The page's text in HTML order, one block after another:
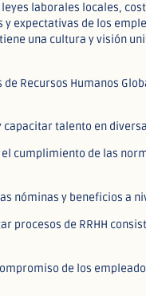
laborales locales,
expectativas de los
una cultura y visión
Recursos Humanos
capacitar talento en
cumplimiento de las
nóminas y beneficios a
procesos de RRHH
de los